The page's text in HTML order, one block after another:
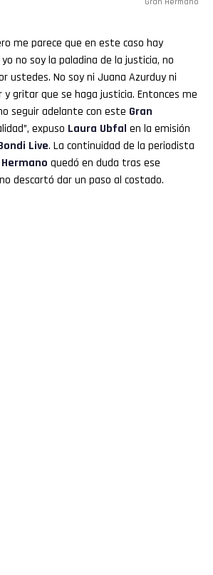
me parece que en este caso hay
no soy la paladina de la justicia, no
ustedes. No soy ni Juana Azurduy ni
y gritar que se haga justicia. Entonces me
seguir adelante con este Gran
expuso Laura Ubfal en la emisión
Live. La continuidad de la periodista
Hermano quedó en duda tras ese
descartó dar un paso al costado.